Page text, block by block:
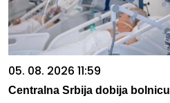
05. 08. 2026 11:59
Centralna Srbija dobija